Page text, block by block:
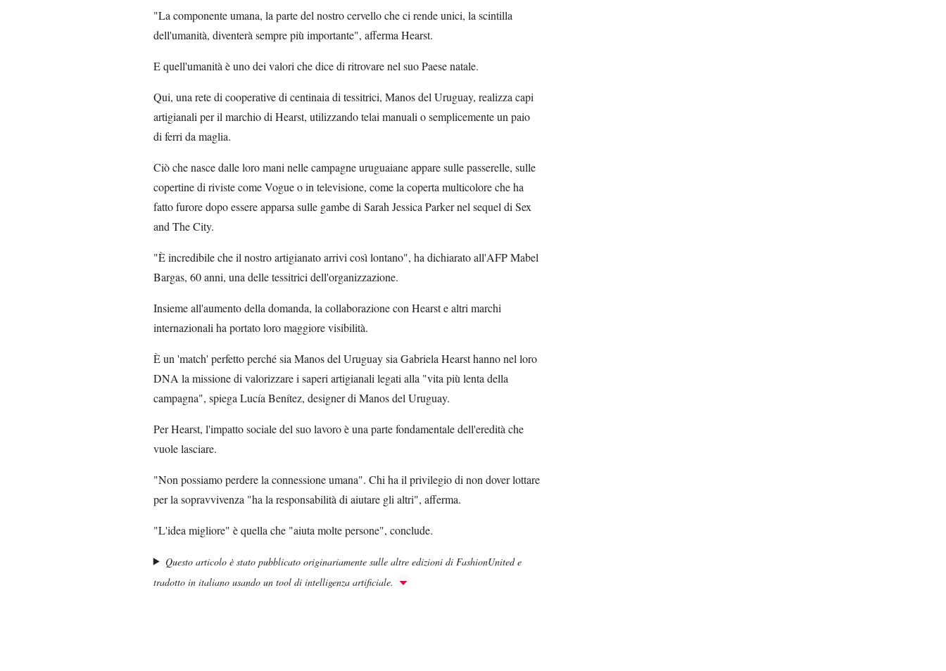
"La componente umana, la parte del nostro cervello che ci rende unici, la scintilla
dell'umanità, diventerà sempre più importante", afferma Hearst.
E quell'umanità è uno dei valori che dice di ritrovare nel suo Paese natale.
Qui, una rete di cooperative di centinaia di tessitrici, Manos del Uruguay, realizza capi
artigianali per il marchio di Hearst, utilizzando telai manuali o semplicemente un paio
di ferri da maglia.
Ciò che nasce dalle loro mani nelle campagne uruguaiane appare sulle passerelle, sulle
copertine di riviste come Vogue o in televisione, come la coperta multicolore che ha
fatto furore dopo essere apparsa sulle gambe di Sarah Jessica Parker nel sequel di Sex
and The City.
"È incredibile che il nostro artigianato arrivi così lontano", ha dichiarato all'AFP Mabel
Bargas, 60 anni, una delle tessitrici dell'organizzazione.
Insieme all'aumento della domanda, la collaborazione con Hearst e altri marchi
internazionali ha portato loro maggiore visibilità.
È un 'match' perfetto perché sia Manos del Uruguay sia Gabriela Hearst hanno nel loro
DNA la missione di valorizzare i saperi artigianali legati alla "vita più lenta della
campagna", spiega Lucía Benítez, designer di Manos del Uruguay.
Per Hearst, l'impatto sociale del suo lavoro è una parte fondamentale dell'eredità che
vuole lasciare.
"Non possiamo perdere la connessione umana". Chi ha il privilegio di non dover lottare
per la sopravvivenza "ha la responsabilità di aiutare gli altri", afferma.
"L'idea migliore" è quella che "aiuta molte persone", conclude.
Questo articolo è stato pubblicato originariamente sulle altre edizioni di FashionUnited e
tradotto in italiano usando un tool di intelligenza artificiale.